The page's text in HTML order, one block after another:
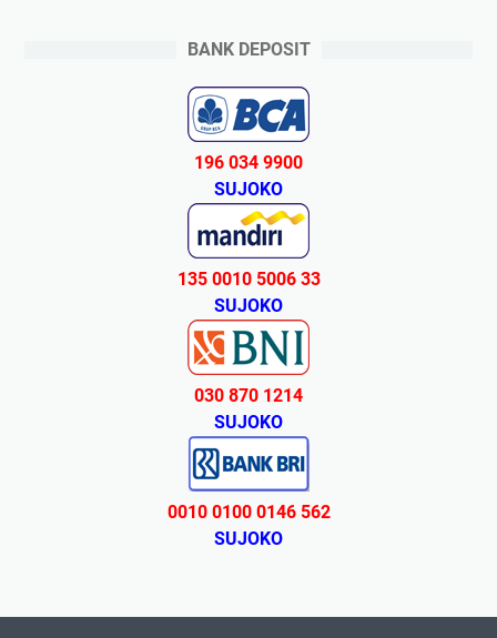
BANK DEPOSIT
196 034 9900
SUJOKO
135 0010 5006 33
SUJOKO
030 870 1214
SUJOKO
0010 0100 0146 562
SUJOKO